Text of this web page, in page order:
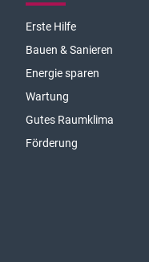
Erste Hilfe
Bauen & Sanieren
Energie sparen
Wartung
Gutes Raumklima
Förderung